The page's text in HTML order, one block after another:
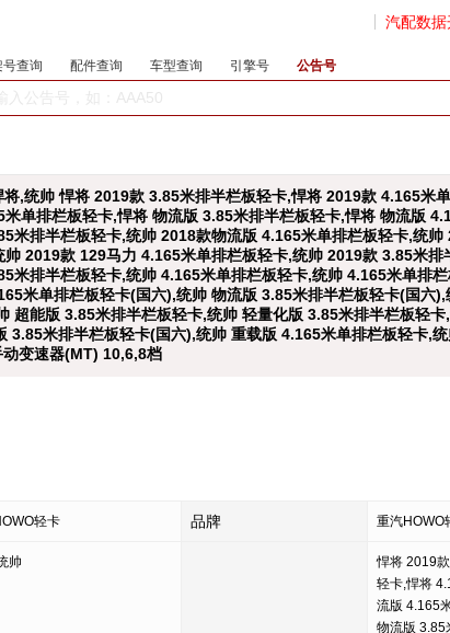
汽配数据
号查询 配件查询 车型查询 引擎号 公告号
,统帅 悍将 2019款 3.85米排半栏板轻卡,悍将 2019款 4.165
单排栏板轻卡,悍将 物流版 3.85米排半栏板轻卡,悍将 物流版
米排半栏板轻卡,统帅 2018款物流版 4.165米单排栏板轻卡,统
2019款 129马力 4.165米单排栏板轻卡,统帅 2019款 3.85米
米排半栏板轻卡,统帅 4.165米单排栏板轻卡,统帅 4.165米单
米单排栏板轻卡(国六),统帅 物流版 3.85米排半栏板轻卡(国
超能版 3.85米排半栏板轻卡,统帅 轻量化版 3.85米排半栏板轻
3.85米排半栏板轻卡(国六),统帅 重载版 4.165米单排栏板轻卡
变速器(MT) 10,6,8档
轻卡 品牌 重汽HOWO
帅
悍将 2019
轻卡,悍将
流版 4.165
物流版 3.85